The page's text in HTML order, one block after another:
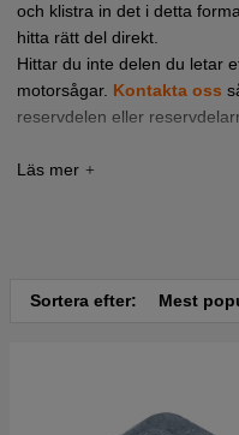
och klistra in det i detta
hitta rätt del direkt.
Hittar du inte delen du letar
motorsågar. Kontakta oss
reservdelen eller
Tryck här för
Sortera efter: Mest